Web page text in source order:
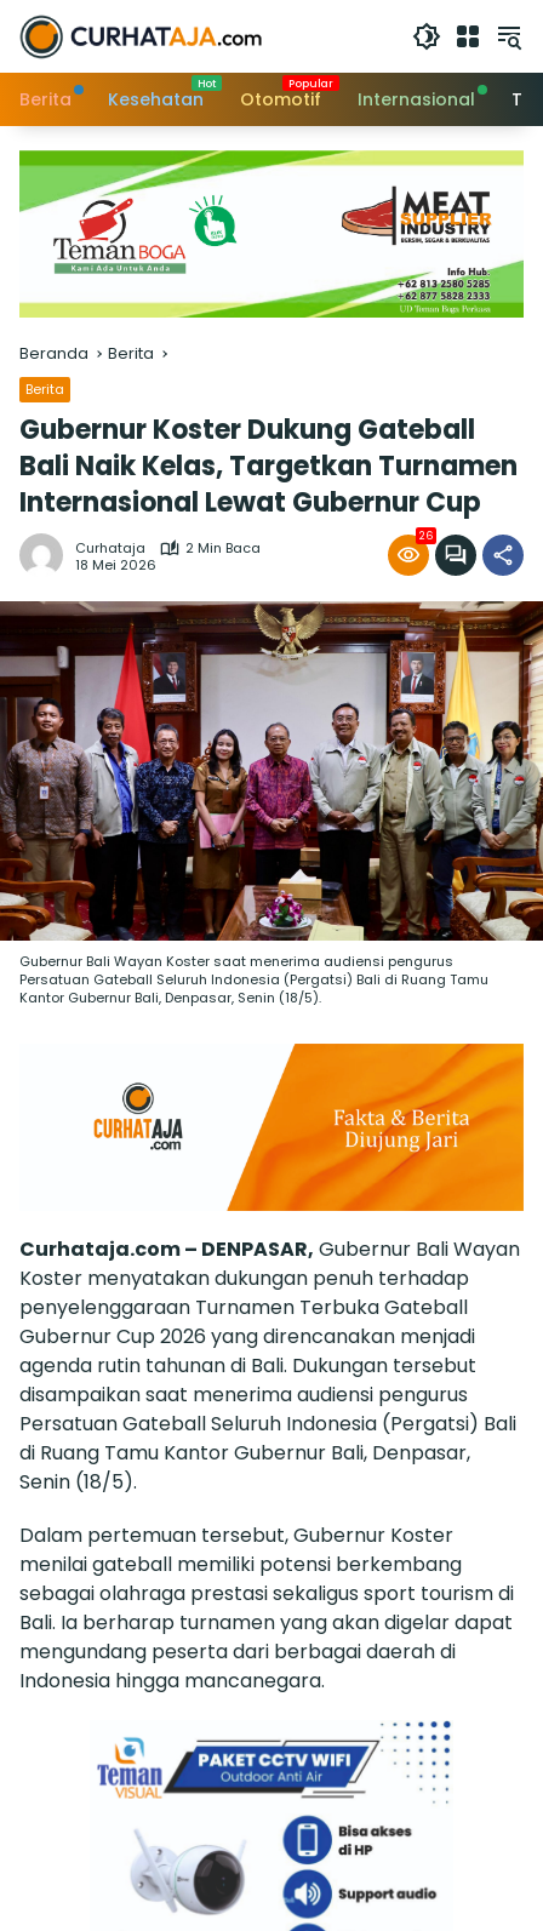
Langsung
konten
Berita
Kesehatan Otomotif Internasional
Beranda Berita
Berita
Gubernur Koster Dukung Gateball
Bali Naik Kelas, Targetkan Turnamen
Internasional Lewat Gubernur Cup
Curhataja
2 Min Baca
18 Mei 2026
26
Gubernur Bali Wayan Koster saat menerima audiensi pengurus
Persatuan Gateball Seluruh Indonesia (Pergatsi) Bali di Ruang Tamu
Kantor Gubernur Bali, Denpasar, Senin (18/5).
Curhataja.com – DENPASAR, Gubernur Bali Wayan
Koster menyatakan dukungan penuh terhadap
penyelenggaraan Turnamen Terbuka Gateball
Gubernur Cup 2026 yang direncanakan menjadi
agenda rutin tahunan di Bali. Dukungan tersebut
disampaikan saat menerima audiensi pengurus
Persatuan Gateball Seluruh Indonesia (Pergatsi) Bali
di Ruang Tamu Kantor Gubernur Bali, Denpasar,
Senin (18/5).
Dalam pertemuan tersebut, Gubernur Koster
menilai gateball memiliki potensi berkembang
sebagai olahraga prestasi sekaligus sport tourism di
Bali. Ia berharap turnamen yang akan digelar dapat
mengundang peserta dari berbagai daerah di
Indonesia hingga mancanegara.